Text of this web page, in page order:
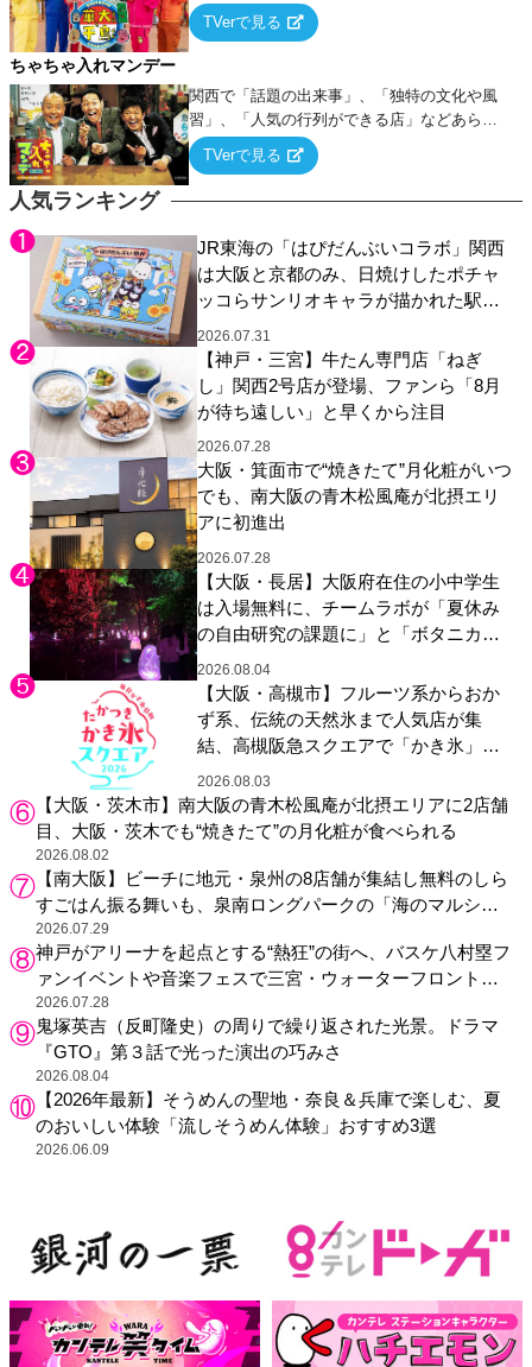
人気ランキング
JR東海の「はぴだんぶいコラボ」関西
は大阪と京都のみ、日焼けしたポチャ
ッコらサンリオキャラが描かれた駅弁
やグッズが登場
2026.07.31
【神戸・三宮】牛たん専門店「ねぎ
し」関西2号店が登場、ファンら「8月
が待ち遠しい」と早くから注目
2026.07.28
大阪・箕面市で“焼きたて”月化粧がいつ
でも、南大阪の青木松風庵が北摂エリ
アに初進出
2026.07.28
【大阪・長居】大阪府在住の小中学生
は入場無料に、チームラボが「夏休み
の自由研究の課題に」と「ボタニカル
ガーデン 大阪」へ招待
2026.08.04
【大阪・高槻市】フルーツ系からおか
ず系、伝統の天然氷まで人気店が集
結、高槻阪急スクエアで「かき氷」祭
り
2026.08.03
【大阪・茨木市】南大阪の青木松風庵が北摂エリアに2店舗
目、大阪・茨木でも“焼きたて”の月化粧が食べられる
2026.08.02
【南大阪】ビーチに地元・泉州の8店舗が集結し無料のしら
すごはん振る舞いも、泉南ロングパークの「海のマルシ
ェ」がリニューアル！
2026.07.29
神戸がアリーナを起点とする“熱狂”の街へ、バスケ八村塁フ
ァンイベントや音楽フェスで三宮・ウォーターフロントを
活性化
2026.07.28
鬼塚英吉（反町隆史）の周りで繰り返された光景。ドラマ
『GTO』第３話で光った演出の巧みさ
2026.08.04
【2026年最新】そうめんの聖地・奈良＆兵庫で楽しむ、夏
のおいしい体験「流しそうめん体験」おすすめ3選
2026.06.09
ー！
TVerで見る
ちゃちゃ入れマンデー
関西で「話題の出来事」、「独特の文化や風
習」、「人気の行列ができる店」などあらゆ
るテーマについて好き放題にちゃちゃを入れ
ていく関西色を前面に押し出したトークバラ
TVerで見る